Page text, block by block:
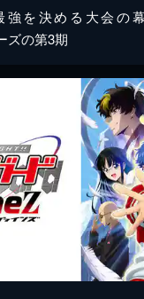
を決める大会の幕
ズの第3期